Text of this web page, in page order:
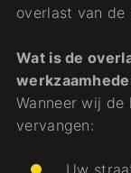
overlast van de
Wat is de
Wanneer wij
vervangen:
Uw